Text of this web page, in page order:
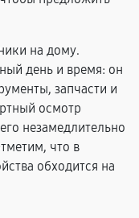
на дому.
день и время: он
запчасти и
осмотр
незамедлительно
что в
обходится на